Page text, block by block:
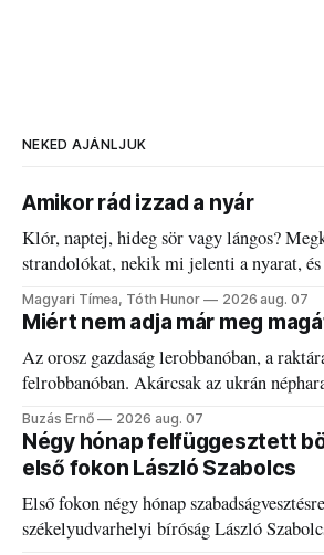
NEKED AJÁNLJUK
Amikor rád izzad a nyár
Klór, naptej, hideg sör vagy lángos?
strandolókat, nekik mi jelenti a nyarat,
kánikulát.
Magyari Tímea, Tóth Hunor 2026 aug. 07
Miért nem adja már meg
Az orosz gazdaság lerobbanóban, a
felrobbanóban. Akárcsak az ukrán
elégedetlen vezetőivel.
Buzás Ernő 2026 aug. 07
Négy hónap felfüggesztett
első fokon László Szabolcs
Első fokon négy hónap
székelyudvarhelyi bíróság László